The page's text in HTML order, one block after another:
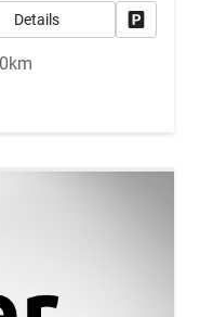
Details